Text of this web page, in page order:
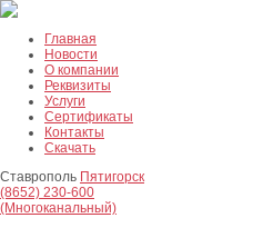
Главная
Новости
О компании
Реквизиты
Услуги
Сертификаты
Контакты
Скачать
Ставрополь Пятигорск
(8652) 230-600
(Многоканальный)